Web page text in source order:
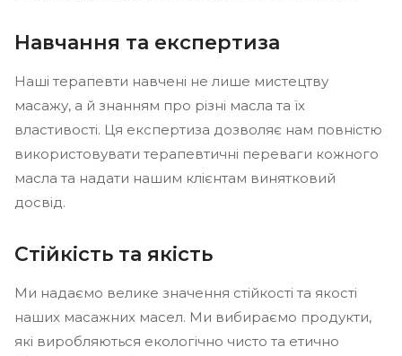
Навчання та експертиза
Наші терапевти навчені не лише мистецтву
масажу, а й знанням про різні масла та їх
властивості. Ця експертиза дозволяє нам повністю
використовувати терапевтичні переваги кожного
масла та надати нашим клієнтам винятковий
досвід.
Стійкість та якість
Ми надаємо велике значення стійкості та якості
наших масажних масел. Ми вибираємо продукти,
які виробляються екологічно чисто та етично